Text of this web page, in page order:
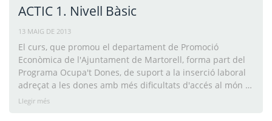
ACTIC 1. Nivell Bàsic
13 MAIG DE 2013
El curs, que promou el departament de Promoció
Econòmica de l'Ajuntament de Martorell, forma part del
Programa Ocupa't Dones, de suport a la inserció laboral
adreçat a les dones amb més dificultats d'accés al món …
Llegir més